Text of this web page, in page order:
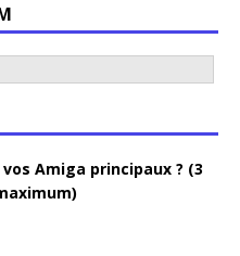
Amiga principaux ? (3